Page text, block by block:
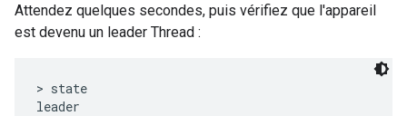
Attendez quelques secondes, puis vérifiez que l'appareil
est devenu un leader Thread :
> state
leader